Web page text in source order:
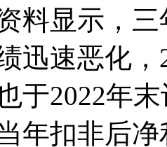
料显示，
迅速恶化
于2022年
年扣非后